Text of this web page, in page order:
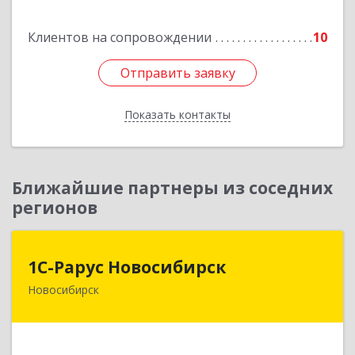
Клиентов на сопровождении 10
Отправить заявку
Показать контакты
Отправить заявку
Назад
Ближайшие партнеры из соседних
регионов
1С-Рарус Новосибирск
Новосибирск
1С-Рарус Новосибирск
630015, Новосибирская обл, Новосибирск г,